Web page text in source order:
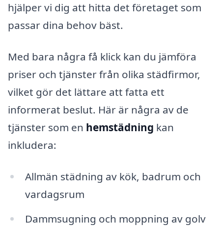
hjälper vi dig att hitta det företaget som
passar dina behov bäst.
Med bara några få klick kan du jämföra
priser och tjänster från olika städfirmor,
vilket gör det lättare att fatta ett
informerat beslut. Här är några av de
tjänster som en hemstädning kan
inkludera:
Allmän städning av kök, badrum och
vardagsrum
Dammsugning och moppning av golv